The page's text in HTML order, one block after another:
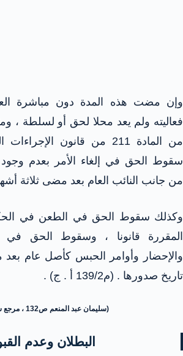
وإن مضت هذه المدة دون مباشرة
فعاليته ولم يعد محلا لحق أو لسلطة ،
من المادة 211 من قانون
سقوط الحق في إلغاء الأمر بعدم وجود
من جانب النائب العام بعد مضى ثلاثة
وكذلك سقوط الحق في الطعن في
المقررة قانونا ، وسقوط الحق في
والإحضار وأوامر الحبس كأصل عام
تاريخ صدورها . (م139/2 أ . ج) .
(سليمان عبد المنعم ص132 ، مرجع سابق)
البطلان وعدم